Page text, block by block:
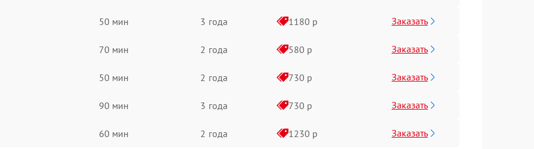
50 мин 3 года 1180 р Заказать
70 мин 2 года 580 р Заказать
50 мин 2 года 730 р Заказать
90 мин 3 года 730 р Заказать
60 мин 2 года 1230 р Заказать